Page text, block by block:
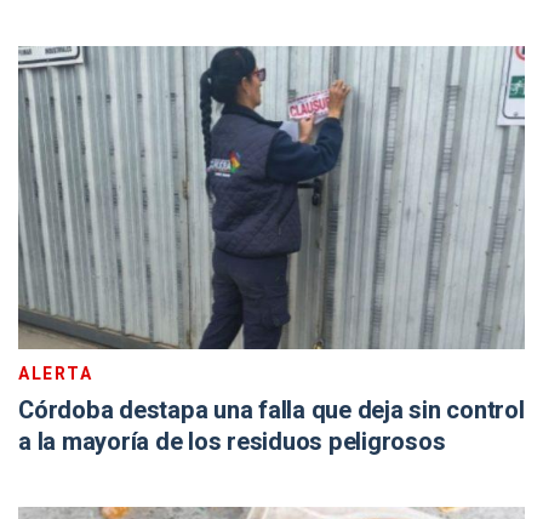
ALERTA
Córdoba destapa una falla que deja sin control
a la mayoría de los residuos peligrosos